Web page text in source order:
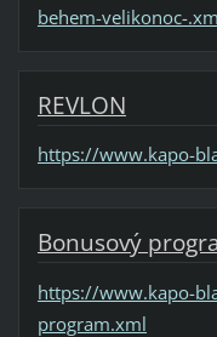
behem-velikonoc-
REVLON
https://www.kapo-
Bonusový
https://www.kapo-
program.xml